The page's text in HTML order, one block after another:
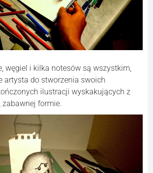
węgiel i kilka notesów są wszystkim,
artysta do stworzenia swoich
ilustracji wyskakujących z
zabawnej formie.